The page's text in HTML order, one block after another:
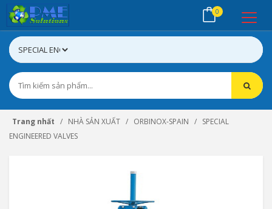
0
Trang nhất NHÀ SẢN XUẤT ORBINOX-SPAIN
SPECIAL
ENGINEERED VALVES